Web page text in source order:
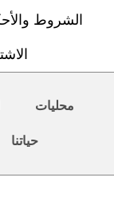
الشروط
محليات
حياتنا